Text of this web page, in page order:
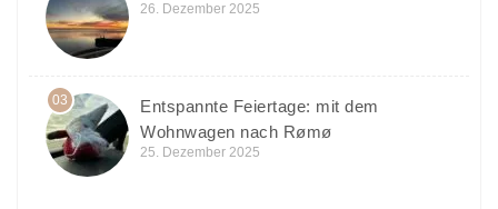
26. Dezember 2025
03
Entspannte Feiertage: mit dem
Wohnwagen nach Rømø
25. Dezember 2025